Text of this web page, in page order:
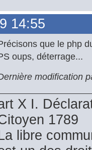
14:55
que le php
oups, déterrage...
modification
X I.
1789
libre